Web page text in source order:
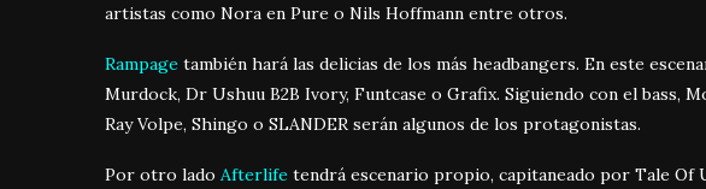
artistas como Nora en Pure o Nils Hoffmann entre otros.
Rampage también hará las delicias de los más headbangers. En este
Murdock, Dr Ushuu B2B Ivory, Funtcase o Grafix. Siguiendo con el bass,
Ray Volpe, Shingo o SLANDER serán algunos de los protagonistas.
Por otro lado Afterlife tendrá escenario propio, capitaneado por Tale Of